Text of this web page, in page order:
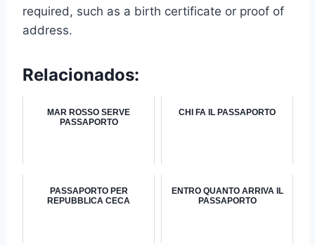
required, such as a birth certificate or proof of
address.
Relacionados:
MAR ROSSO SERVE
PASSAPORTO
CHI FA IL PASSAPORTO
PASSAPORTO PER
REPUBBLICA CECA
ENTRO QUANTO ARRIVA IL
PASSAPORTO